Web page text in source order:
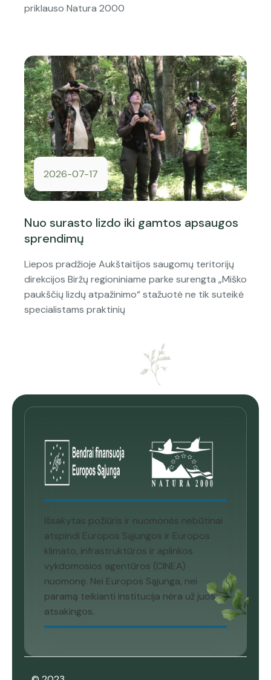
priklauso Natura 2000
2026-07-17
Nuo surasto lizdo iki gamtos apsaugos
sprendimų
Liepos pradžioje Aukštaitijos saugomų teritorijų
direkcijos Biržų regioniniame parke surengta „Miško
paukščių lizdų atpažinimo“ stažuotė ne tik suteikė
specialistams praktinių
Išsakytas požiūris ir nuomonės nebūtinai
atspindi Europos Sąjungos ir Europos
klimato, infrastruktūros ir aplinkos
vykdomosios agentūros (CINEA)
nuomonę. Nei Europos Sąjunga, nei
paramą teikianti institucija nėra už juos
atsakingos.